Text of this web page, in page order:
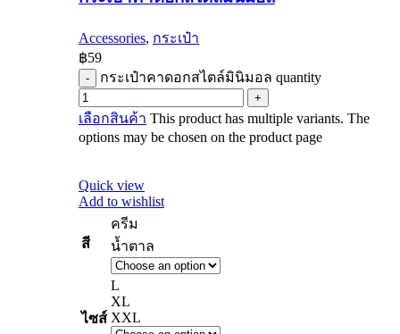
Accessories, กระเป๋า
฿59
กระเป๋าคาดอกสไตล์มินิมอล quantity
เลือกสินค้า This product has multiple variants. The
options may be chosen on the product page
Quick view
Add to wishlist
สี
ครีม
น้ำตาล
ไซส์
L
XL
XXL